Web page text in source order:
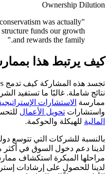
Ownership Dilution
"
was actually
funds our growth
and rewards the family.
"
كيف يرتبط هذا
نتائج شاملة. غالبًا ما تستفيد
ممارسة الاستشارات
واستشارات تحويل الأعمال
المالية للهيكلة والحوكمة.
بالنسبة للشركات التي تتوسع
مراحلها المبكرة استكشاف
لدينا للحصول على إرشادات